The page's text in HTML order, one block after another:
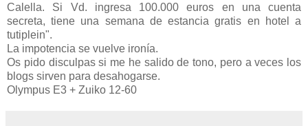
Calella. Si Vd. ingresa 100.000 euros en una cuenta
secreta, tiene una semana de estancia gratis en hotel a
tutiplein".
La impotencia se vuelve ironía.
Os pido disculpas si me he salido de tono, pero a veces los
blogs sirven para desahogarse.
Olympus E3 + Zuiko 12-60